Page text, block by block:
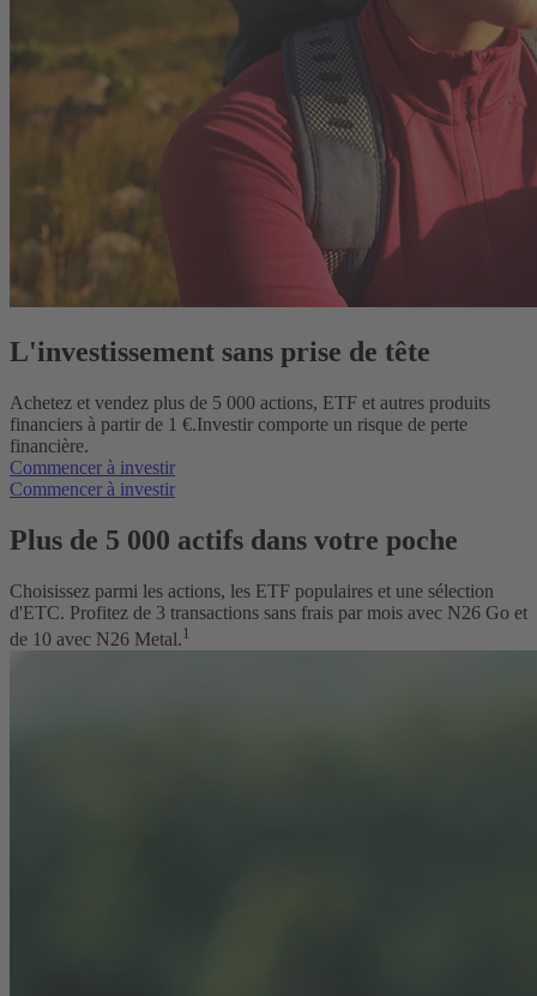
L'investissement sans prise de tête
Achetez et vendez plus de 5 000 actions, ETF et autres produits
financiers à partir de 1 €.Investir comporte un risque de perte
financière.
Commencer à investir
Commencer à investir
Plus de 5 000 actifs dans votre poche
Choisissez parmi les actions, les ETF populaires et une sélection
d'ETC. Profitez de 3 transactions sans frais par mois avec N26 Go et
de 10 avec N26 Metal.1